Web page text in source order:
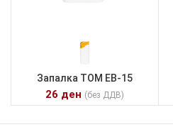
Запалка TOM EB-15
26 ден (без ДДВ)